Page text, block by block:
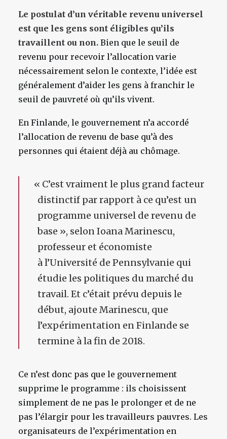
Le postulat d’un véritable revenu universel
est que les gens sont éligibles qu’ils
travaillent ou non. Bien que le seuil de
revenu pour recevoir l’allocation varie
nécessairement selon le contexte, l’idée est
généralement d’aider les gens à franchir le
seuil de pauvreté où qu’ils vivent.
En Finlande, le gouvernement n’a accordé
l’allocation de revenu de base qu’à des
personnes qui étaient déjà au chômage.
« C’est vraiment le plus grand facteur
distinctif par rapport à ce qu’est un
programme universel de revenu de
base », selon Ioana Marinescu,
professeur et économiste
à l’Université de Pennsylvanie qui
étudie les politiques du marché du
travail. Et c’était prévu depuis le
début, ajoute Marinescu, que
l’expérimentation en Finlande se
termine à la fin de 2018.
Ce n’est donc pas que le gouvernement
supprime le programme : ils choisissent
simplement de ne pas le prolonger et de ne
pas l’élargir pour les travailleurs pauvres. Les
organisateurs de l’expérimentation en